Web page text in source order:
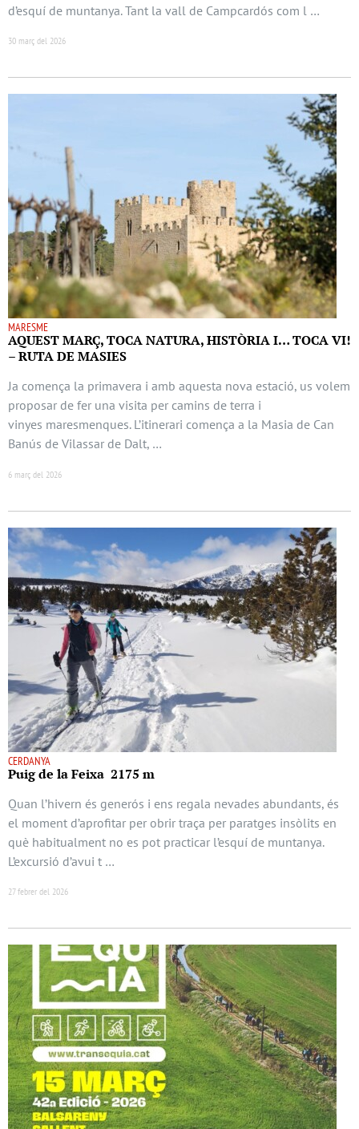
d’esquí de muntanya. Tant la vall de Campcardós com l …
30 març del 2026
MARESME
AQUEST MARÇ, TOCA NATURA, HISTÒRIA I… TOCA VI!
– RUTA DE MASIES
Ja comença la primavera i amb aquesta nova estació, us volem
proposar de fer una visita per camins de terra i
vinyes maresmenques. L’itinerari comença a la Masia de Can
Banús de Vilassar de Dalt, …
6 març del 2026
CERDANYA
Puig de la Feixa 2175 m
Quan l’hivern és generós i ens regala nevades abundants, és
el moment d’aprofitar per obrir traça per paratges insòlits en
què habitualment no es pot practicar l’esquí de muntanya.
L’excursió d’avui t …
27 febrer del 2026